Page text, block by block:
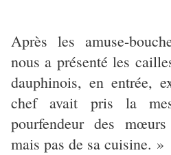
Après les amuse-
nous a présenté les
dauphinois, en entrée,
chef avait pris la
pourfendeur des
mais pas de sa cuisine. »